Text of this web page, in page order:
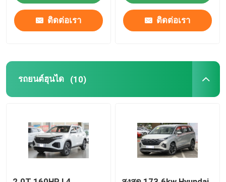
รถเบนซ์
ติดต่อเรา ติดต่อเรา
รถยนต์ฮุนได (10)